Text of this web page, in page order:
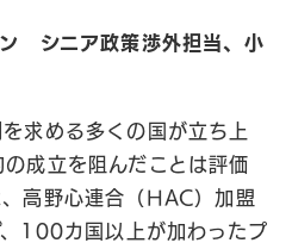
ン シニア政策渉外担当、小
を求める多くの国が立ち上
成立を阻んだことは評価
高野心連合（HAC）加盟
、100カ国以上が加わったプ